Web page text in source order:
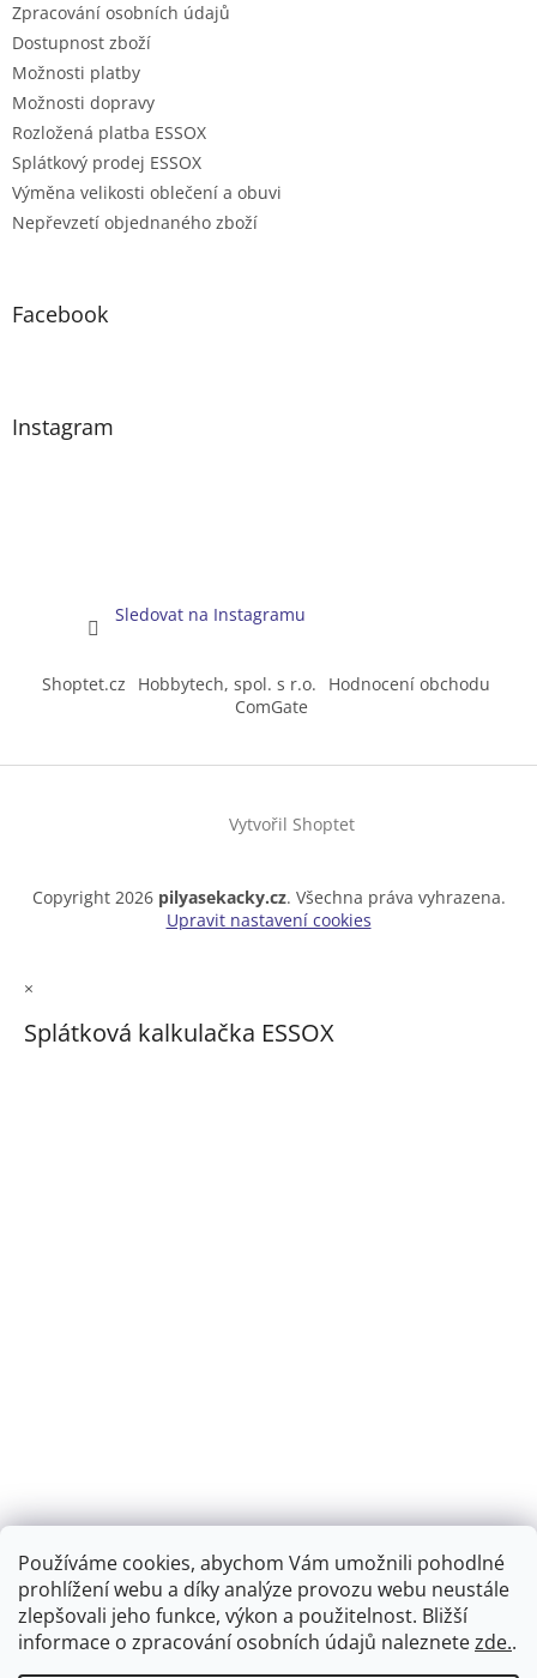
Používáme cookies, abychom Vám umožnili pohodlné
prohlížení webu a díky analýze provozu webu neustále
zlepšovali jeho funkce, výkon a použitelnost. Bližší
informace o zpracování osobních údajů naleznetezde..
Zpracování osobních údajů
Dostupnost zboží
Možnosti platby
Možnosti dopravy
Rozložená platba ESSOX
Splátkový prodej ESSOX
Výměna velikosti oblečení a obuvi
Nepřevzetí objednaného zboží
Facebook
Instagram
Sledovat na Instagramu
Shoptet.cz Hobbytech, spol. s r.o.
Hodnocení obchodu
ComGate
Vytvořil Shoptet
Copyright 2026 pilyasekacky.cz. Všechna práva vyhrazena.
Upravit nastavení cookies
×
Splátková kalkulačka ESSOX